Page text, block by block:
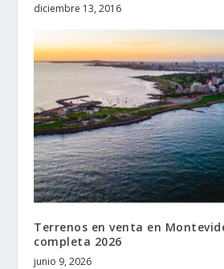
diciembre 13, 2016
Terrenos en venta en
completa 2026
junio 9, 2026